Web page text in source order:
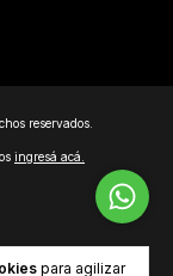
para agilizar
reservados.
ingresá acá.